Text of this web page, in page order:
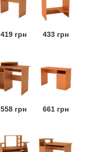
419 грн 433 грн
558 грн 661 грн